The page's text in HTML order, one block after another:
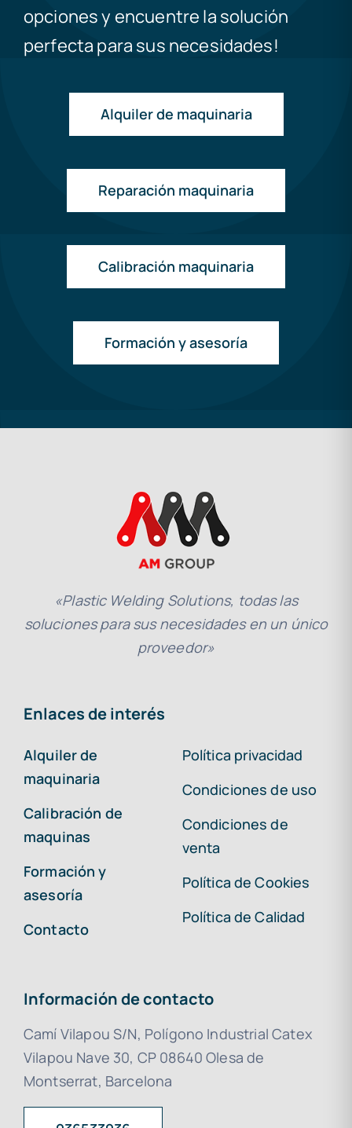
opciones y encuentre la solución
perfecta para sus necesidades!
Alquiler de maquinaria
Reparación maquinaria
Calibración maquinaria
Formación y asesoría
«Plastic Welding Solutions, todas las
soluciones para sus necesidades en un único
proveedor»
Enlaces de interés
Alquiler de
maquinaria
Calibración de
maquinas
Formación y
asesoría
Contacto
Política privacidad
Condiciones de uso
Condiciones de
venta
Política de Cookies
Política de Calidad
Información de contacto
Camí Vilapou S/N, Polígono Industrial Catex
Vilapou Nave 30, CP 08640 Olesa de
Montserrat, Barcelona